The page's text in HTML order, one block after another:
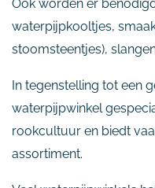
Ook worden er
waterpijpkooltjes,
stoomsteentjes),
In tegenstelling tot een
waterpijpwinkel
rookcultuur en biedt
assortiment.